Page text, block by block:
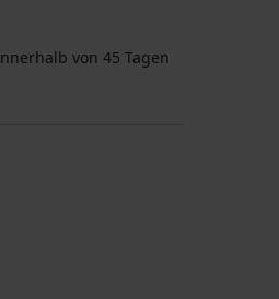
von 45 Tagen